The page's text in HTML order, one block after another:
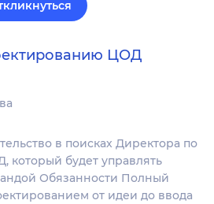
ЦОД
в поисках Директора по
который будет управлять
Обязанности Полный
от идеи до ввода